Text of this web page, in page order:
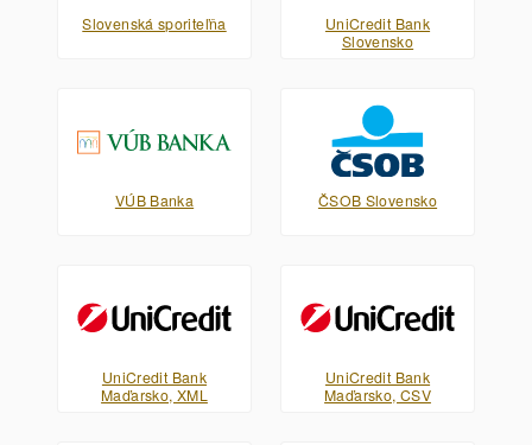
Slovenská sporiteľňa
UniCredit Bank
Slovensko
VÚB Banka ČSOB Slovensko
UniCredit Bank
Maďarsko, XML
UniCredit Bank
Maďarsko, CSV